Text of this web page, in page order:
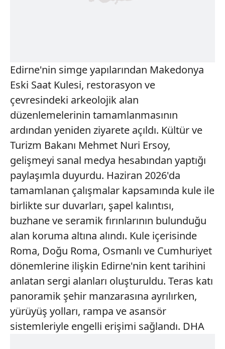
Edirne'nin simge yapılarından Makedonya
Eski Saat Kulesi, restorasyon ve
çevresindeki arkeolojik alan
düzenlemelerinin tamamlanmasının
ardından yeniden ziyarete açıldı. Kültür ve
Turizm Bakanı Mehmet Nuri Ersoy,
gelişmeyi sanal medya hesabından yaptığı
paylaşımla duyurdu. Haziran 2026'da
tamamlanan çalışmalar kapsamında kule ile
birlikte sur duvarları, şapel kalıntısı,
buzhane ve seramik fırınlarının bulunduğu
alan koruma altına alındı. Kule içerisinde
Roma, Doğu Roma, Osmanlı ve Cumhuriyet
dönemlerine ilişkin Edirne'nin kent tarihini
anlatan sergi alanları oluşturuldu. Teras katı
panoramik şehir manzarasına ayrılırken,
yürüyüş yolları, rampa ve asansör
sistemleriyle engelli erişimi sağlandı. DHA